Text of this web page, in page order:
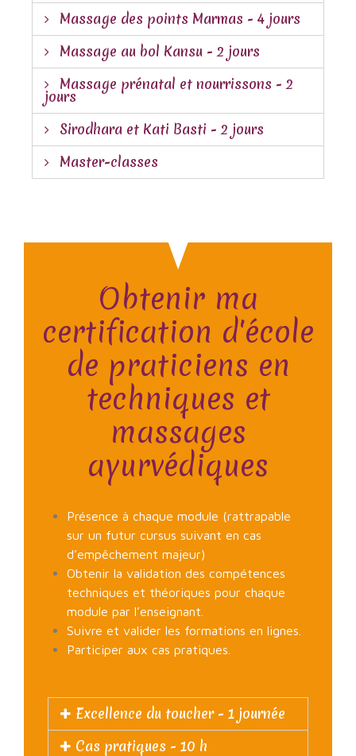
Massage des points Marmas - 4 jours
Massage au bol Kansu - 2 jours
Massage prénatal et nourrissons - 2
jours
Sirodhara et Kati Basti - 2 jours
Master-classes
Obtenir ma
certification d'école
de praticiens en
techniques et
massages
ayurvédiques
Présence à chaque module (rattrapable
sur un futur cursus suivant en cas
d’empêchement majeur)
Obtenir la validation des compétences
techniques et théoriques pour chaque
module par l’enseignant.
Suivre et valider les formations en lignes.
Participer aux cas pratiques.
Excellence du toucher - 1 journée
Cas pratiques - 10 h